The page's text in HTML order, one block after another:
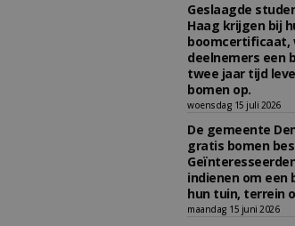
Geslaagde
Haag krijgen bij
boomcertificaat,
deelnemers een
twee jaar tijd
bomen op.
woensdag 15 juli 2026
De gemeente
gratis bomen
indienen om een
hun tuin, terrein
maandag 15 juni 2026